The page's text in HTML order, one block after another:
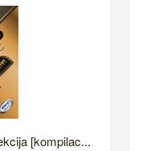
[kompilac...